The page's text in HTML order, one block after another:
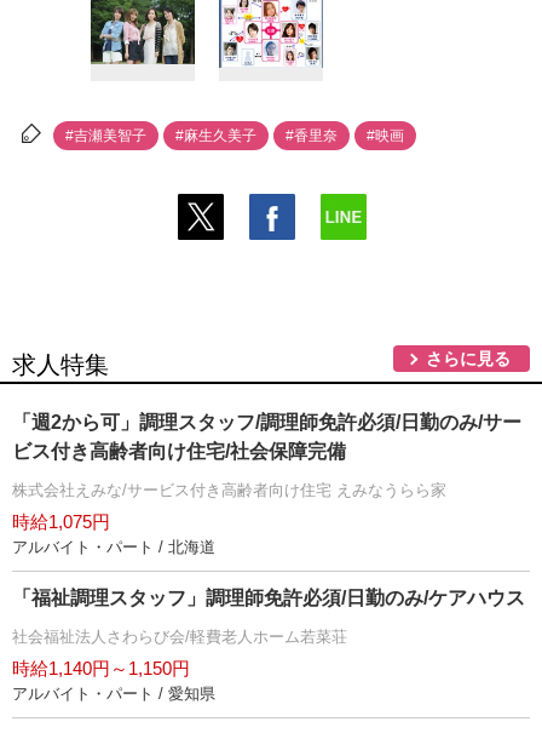
#吉瀬美智子 #麻生久美子 #香里奈 #映画
求人特集 さらに見る
「週2から可」調理スタッフ/調理師免許必須/日勤のみ/サー
ビス付き高齢者向け住宅/社会保障完備
株式会社えみな/サービス付き高齢者向け住宅 えみなうらら家
時給1,075円
アルバイト・パート / 北海道
「福祉調理スタッフ」調理師免許必須/日勤のみ/ケアハウス
社会福祉法人さわらび会/軽費老人ホーム若菜荘
時給1,140円～1,150円
アルバイト・パート / 愛知県